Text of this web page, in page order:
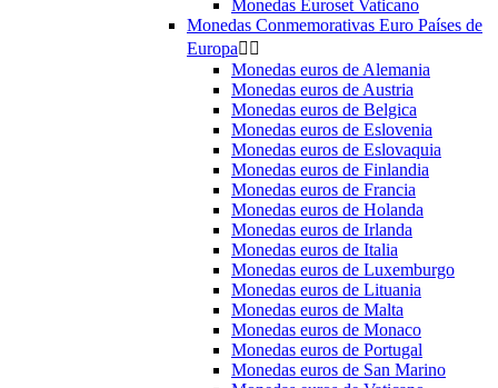
Monedas Euroset Vaticano
Monedas Conmemorativas Euro Países de
Europa 
Monedas euros de Alemania
Monedas euros de Austria
Monedas euros de Belgica
Monedas euros de Eslovenia
Monedas euros de Eslovaquia
Monedas euros de Finlandia
Monedas euros de Francia
Monedas euros de Holanda
Monedas euros de Irlanda
Monedas euros de Italia
Monedas euros de Luxemburgo
Monedas euros de Lituania
Monedas euros de Malta
Monedas euros de Monaco
Monedas euros de Portugal
Monedas euros de San Marino